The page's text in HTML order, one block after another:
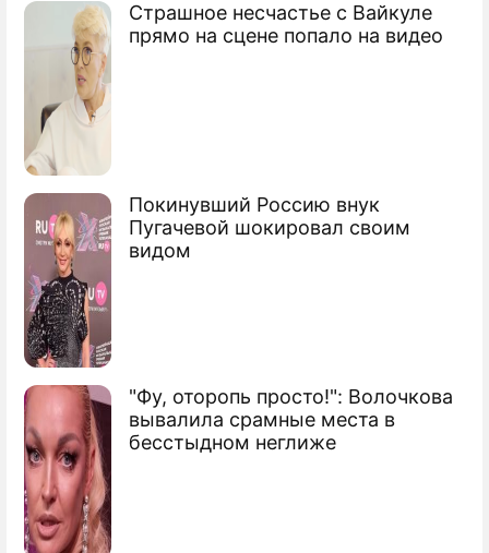
Страшное несчастье с Вайкуле
прямо на сцене попало на видео
Покинувший Россию внук
Пугачевой шокировал своим
видом
"Фу, оторопь просто!": Волочкова
вывалила срамные места в
бесстыдном неглиже